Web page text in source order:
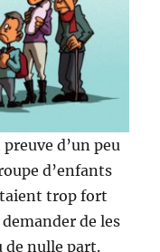
d’un peu
d’enfants
trop fort
de les
de nulle part.